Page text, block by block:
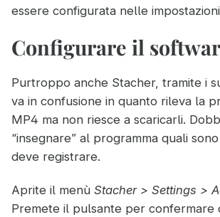
essere configurata nelle
Configurare il
Purtroppo anche Stacher, tramite i
va in confusione in quanto rileva la
MP4 ma non riesce a scaricarli.
“insegnare” al programma quali
deve registrare.
Aprite il menù Stacher > Settings >
Premete il pulsante per confermare